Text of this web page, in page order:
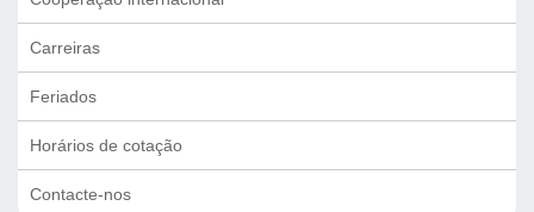
Carreiras
Feriados
Horários de cotação
Contacte-nos